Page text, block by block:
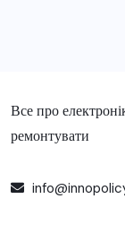
Все про
ремонтувати